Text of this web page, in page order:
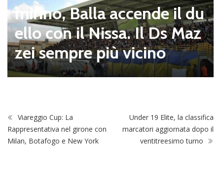
mirino, Balla accende il du
ello con il Nissa. Il Ds Maz
zei sempre più vicino
Viareggio Cup: La
Rappresentativa nel girone con
Milan, Botafogo e New York
Under 19 Elite, la classifica
marcatori aggiornata dopo il
ventitreesimo turno